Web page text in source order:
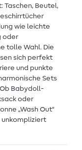
Taschen, Beutel,
wie leichte
oder
tolle Wahl. Die
sich perfekt
und punkte
Sets
Babydoll-
oder
„Wash Out“
unkompliziert